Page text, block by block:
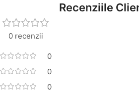
Recenziile
0 recenzii
0
0
0